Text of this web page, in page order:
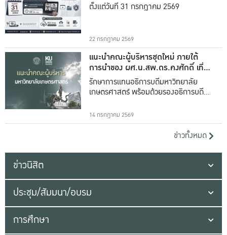
ตั้งแต่วันที่ 31 กรกฎาคม 2569
22 กรกฎาคม 2569
แนะนำคณะผู้บริหารชุดใหม่ ภายใต้
การนำของ ผศ.น.สพ.ดร.คงศักดิ์ เที่ยง
ธรรม
รักษาการแทนอธิการบดีมหาวิทยาลัย
เกษตรศาสตร์ พร้อมด้วยรองอธิการบดีทั้ง
14 กรกฎาคม 2569
ข่าวทั้งหมด
ข่าวนิสิต
ประชุม/สัมมนา/อบรม
การศึกษา